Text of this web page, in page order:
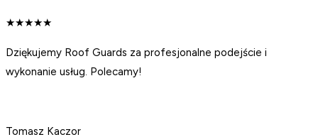
★★★★★
Dziękujemy Roof Guards za profesjonalne podejście i
wykonanie usług. Polecamy!
Tomasz Kaczor